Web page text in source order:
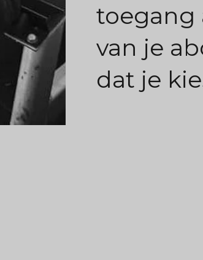
toegang
van je
dat je